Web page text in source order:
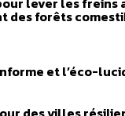
des forêts
et l’éco-